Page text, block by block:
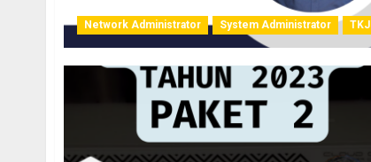
Network Administrator System Administrator TKJ